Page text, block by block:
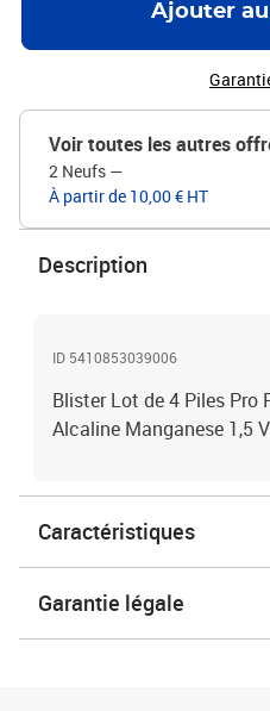
Ajouter
Voir toutes les autres
2 Neufs —
À partir de 10,00 € HT
Description
ID 5410853039006
Blister Lot de 4 Piles Pro
Alcaline Manganese 1,5 V
Caractéristiques
Garantie légale